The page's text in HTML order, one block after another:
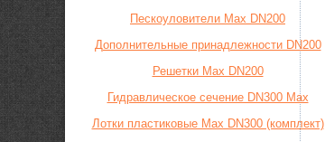
Пескоуловители Max DN200
Дополнительные принадлежности DN200
Решетки Max DN200
Гидравлическое сечение DN300 Max
Лотки пластиковые Max DN300 (комплект)